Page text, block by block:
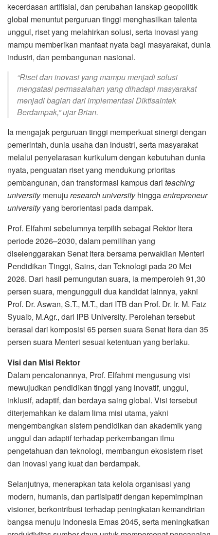
kecerdasan artifisial, dan perubahan lanskap geopolitik
global menuntut perguruan tinggi menghasilkan talenta
unggul, riset yang melahirkan solusi, serta inovasi yang
mampu memberikan manfaat nyata bagi masyarakat, dunia
industri, dan pembangunan nasional.
“Riset dan inovasi yang mampu menjadi solusi
mengatasi permasalahan yang dihadapi masyarakat
menjadi bagian dari implementasi Diktisaintek
Berdampak,” ujar Brian.
Ia mengajak perguruan tinggi memperkuat sinergi dengan
pemerintah, dunia usaha dan industri, serta masyarakat
melalui penyelarasan kurikulum dengan kebutuhan dunia
nyata, penguatan riset yang mendukung prioritas
pembangunan, dan transformasi kampus dari teaching
universitymenuju research universityhinggaentrepreneur
universityyang berorientasi pada dampak.
Prof. Elfahmi sebelumnya terpilih sebagai Rektor Itera
periode 2026–2030, dalam pemilihan yang
diselenggarakan Senat Itera bersama perwakilan Menteri
Pendidikan Tinggi, Sains, dan Teknologi pada 20 Mei
2026. Dari hasil pemungutan suara, ia memperoleh 91,30
persen suara, mengungguli dua kandidat lainnya, yakni
Prof. Dr. Aswan, S.T., M.T., dari ITB dan Prof. Dr. Ir. M. Faiz
Syuaib, M.Agr., dari IPB University. Perolehan tersebut
berasal dari komposisi 65 persen suara Senat Itera dan 35
persen suara Menteri sesuai ketentuan yang berlaku.
Visi dan Misi Rektor
Dalam pencalonannya, Prof. Elfahmi mengusung visi
mewujudkan pendidikan tinggi yang inovatif, unggul,
inklusif, adaptif, dan berdaya saing global. Visi tersebut
diterjemahkan ke dalam lima misi utama, yakni
mengembangkan sistem pendidikan dan akademik yang
unggul dan adaptif terhadap perkembangan ilmu
pengetahuan dan teknologi, membangun ekosistem riset
dan inovasi yang kuat dan berdampak.
Selanjutnya, menerapkan tata kelola organisasi yang
modern, humanis, dan partisipatif dengan kepemimpinan
visioner, berkontribusi terhadap peningkatan kemandirian
bangsa menuju Indonesia Emas 2045, serta meningkatkan